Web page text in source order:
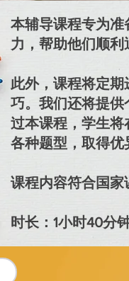
本辅导课程专为准
力，帮助他们顺利
此外，课程将定
巧。我们还将提供
过本课程，学生将
各种题型，取得优
课程内容符合国家
时长：1小时40分